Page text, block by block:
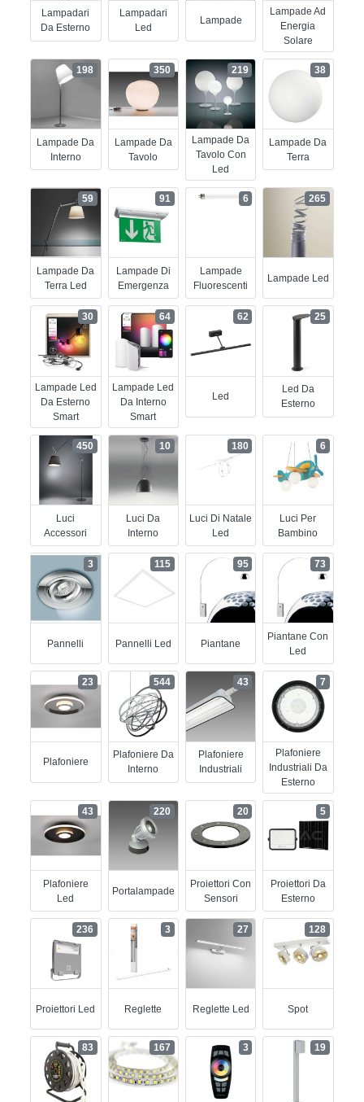
Lampadari
Da Esterno
Lampadari
Led
Lampade
Lampade Ad
Energia
Solare
Lampade Da
Interno
198
Lampade Da
Tavolo
350
Lampade Da
Tavolo Con
Led
219
Lampade Da
Terra
38
Lampade Da
Terra Led
59
Lampade Di
Emergenza
91
Lampade
Fluorescenti
6
Lampade Led
265
Lampade Led
Da Esterno
Smart
30
Lampade Led
Da Interno
Smart
64
Led
62
Led Da
Esterno
25
Luci
Accessori
450
Luci Da
Interno
10
Luci Di Natale
Led
180
Luci Per
Bambino
6
Pannelli
3
Pannelli Led
115
Piantane
95
Piantane Con
Led
73
Plafoniere
23
Plafoniere Da
Interno
544
Plafoniere
Industriali
43
Plafoniere
Industriali Da
Esterno
7
Plafoniere
Led
43
Portalampade
220
Proiettori Con
Sensori
20
Proiettori Da
Esterno
5
Proiettori Led
236
Reglette
3
Reglette Led
27
Spot
128
83 167 3 19